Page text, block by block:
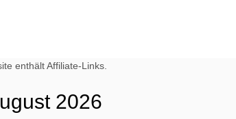
enthält Affiliate-Links.
2026